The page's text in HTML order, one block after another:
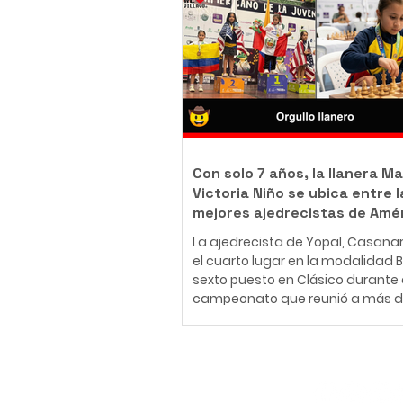
body piercer profesional
ha construido una carrera en el
del arte corporal, convencido de
tatuaje y el body piercing van
más allá de la estética: son una
inmortalizar historias, emociones
momentos que acompañarán a
Con solo 7 años, la llanera
Victoria Niño se ubica entre
mejores ajedrecistas de
La ajedrecista de Yopal,
el cuarto lugar en la modalidad
sexto puesto en Clásico durante
campeonato que reunió a más